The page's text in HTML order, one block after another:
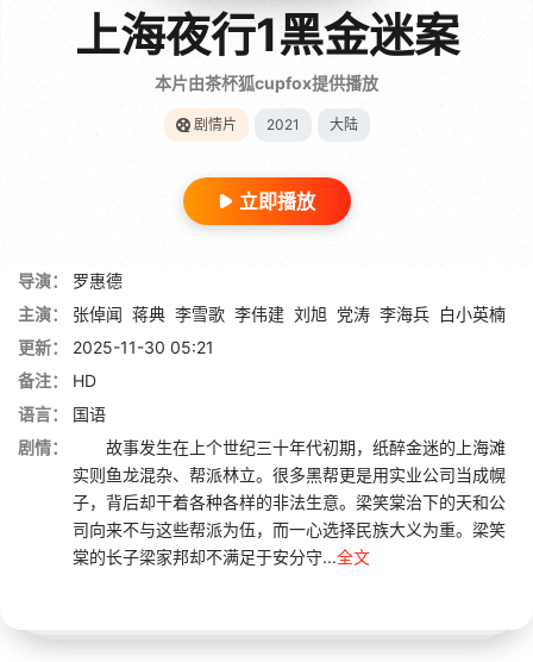
上海夜行1黑金迷案
本片由茶杯狐cupfox提供播放
剧情片 2021 大陆
立即播放
导演：
罗惠德
主演：
张倬闻 蒋典 李雪歌 李伟建 刘旭 党涛 李海兵 白小英楠
更新：
2025-11-30 05:21
备注：
HD
语言：
国语
剧情：
故事发生在上个世纪三十年代初期，纸醉金迷的上海滩
实则鱼龙混杂、帮派林立。很多黑帮更是用实业公司当成幌
子，背后却干着各种各样的非法生意。梁笑棠治下的天和公
司向来不与这些帮派为伍，而一心选择民族大义为重。梁笑
棠的长子梁家邦却不满足于安分守...全文